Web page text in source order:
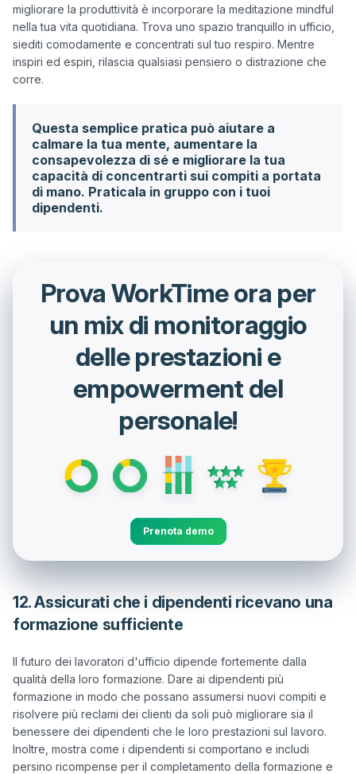
migliorare la produttività è incorporare la meditazione mindful
nella tua vita quotidiana. Trova uno spazio tranquillo in ufficio,
siediti comodamente e concentrati sul tuo respiro. Mentre
inspiri ed espiri, rilascia qualsiasi pensiero o distrazione che
Questa semplice pratica può aiutare a
calmare la tua mente, aumentare la
consapevolezza di sé e migliorare la tua
capacità di concentrarti sui compiti a portata
di mano. Praticala in gruppo con i tuoi
dipendenti.
Prova WorkTime ora per
un mix di monitoraggio
delle prestazioni e
empowerment del
personale!
Prenota demo
12. Assicurati che i dipendenti ricevano una
formazione sufficiente
Il futuro dei lavoratori d'ufficio dipende fortemente dalla
qualità della loro formazione. Dare ai dipendenti più
formazione in modo che possano assumersi nuovi compiti e
risolvere più reclami dei clienti da soli può migliorare sia il
benessere dei dipendenti che le loro prestazioni sul lavoro.
Inoltre, mostra come i dipendenti si comportano e includi
persino ricompense per il completamento della formazione e